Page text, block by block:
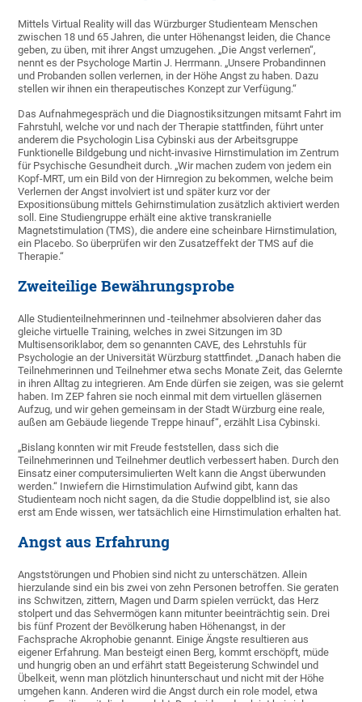
Mittels Virtual Reality will das Würzburger Studienteam Menschen
zwischen 18 und 65 Jahren, die unter Höhenangst leiden, die Chance
geben, zu üben, mit ihrer Angst umzugehen. „Die Angst verlernen“,
nennt es der Psychologe Martin J. Herrmann. „Unsere Probandinnen
und Probanden sollen verlernen, in der Höhe Angst zu haben. Dazu
stellen wir ihnen ein therapeutisches Konzept zur Verfügung.“
Das Aufnahmegespräch und die Diagnostiksitzungen mitsamt Fahrt im
Fahrstuhl, welche vor und nach der Therapie stattfinden, führt unter
anderem die Psychologin Lisa Cybinski aus der Arbeitsgruppe
Funktionelle Bildgebung und nicht-invasive Hirnstimulation im Zentrum
für Psychische Gesundheit durch. „Wir machen zudem von jedem ein
Kopf-MRT, um ein Bild von der Hirnregion zu bekommen, welche beim
Verlernen der Angst involviert ist und später kurz vor der
Expositionsübung mittels Gehirnstimulation zusätzlich aktiviert werden
soll. Eine Studiengruppe erhält eine aktive transkranielle
Magnetstimulation (TMS), die andere eine scheinbare Hirnstimulation,
ein Placebo. So überprüfen wir den Zusatzeffekt der TMS auf die
Therapie.“
Zweiteilige Bewährungsprobe
Alle Studienteilnehmerinnen und -teilnehmer absolvieren daher das
gleiche virtuelle Training, welches in zwei Sitzungen im 3D
Multisensoriklabor, dem so genannten CAVE, des Lehrstuhls für
Psychologie an der Universität Würzburg stattfindet. „Danach haben die
Teilnehmerinnen und Teilnehmer etwa sechs Monate Zeit, das Gelernte
in ihren Alltag zu integrieren. Am Ende dürfen sie zeigen, was sie gelernt
haben. Im ZEP fahren sie noch einmal mit dem virtuellen gläsernen
Aufzug, und wir gehen gemeinsam in der Stadt Würzburg eine reale,
außen am Gebäude liegende Treppe hinauf“, erzählt Lisa Cybinski.
„Bislang konnten wir mit Freude feststellen, dass sich die
Teilnehmerinnen und Teilnehmer deutlich verbessert haben. Durch den
Einsatz einer computersimulierten Welt kann die Angst überwunden
werden.“ Inwiefern die Hirnstimulation Aufwind gibt, kann das
Studienteam noch nicht sagen, da die Studie doppelblind ist, sie also
erst am Ende wissen, wer tatsächlich eine Hirnstimulation erhalten hat.
Angst aus Erfahrung
Angststörungen und Phobien sind nicht zu unterschätzen. Allein
hierzulande sind ein bis zwei von zehn Personen betroffen. Sie geraten
ins Schwitzen, zittern, Magen und Darm spielen verrückt, das Herz
stolpert und das Sehvermögen kann mitunter beeinträchtig sein. Drei
bis fünf Prozent der Bevölkerung haben Höhenangst, in der
Fachsprache Akrophobie genannt. Einige Ängste resultieren aus
eigener Erfahrung. Man besteigt einen Berg, kommt erschöpft, müde
und hungrig oben an und erfährt statt Begeisterung Schwindel und
Übelkeit, wenn man plötzlich hinunterschaut und nicht mit der Höhe
umgehen kann. Anderen wird die Angst durch ein role model, etwa